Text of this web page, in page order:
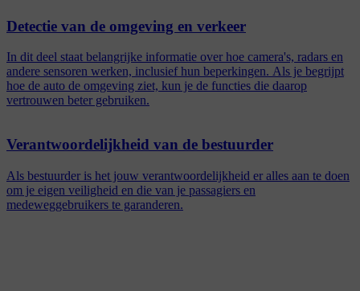
Detectie van de omgeving en verkeer
In dit deel staat belangrijke informatie over hoe camera's, radars en
andere sensoren werken, inclusief hun beperkingen. Als je begrijpt
hoe de auto de omgeving ziet, kun je de functies die daarop
vertrouwen beter gebruiken.
Verantwoordelijkheid van de bestuurder
Als bestuurder is het jouw verantwoordelijkheid er alles aan te doen
om je eigen veiligheid en die van je passagiers en
medeweggebruikers te garanderen.